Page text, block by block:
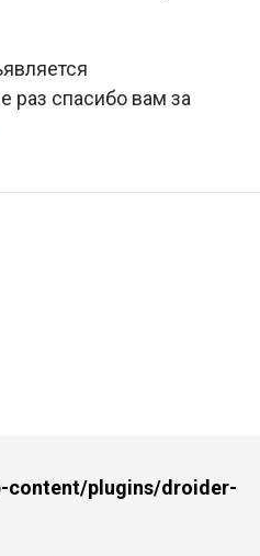
спасибо вам за
content/plugins/droider-